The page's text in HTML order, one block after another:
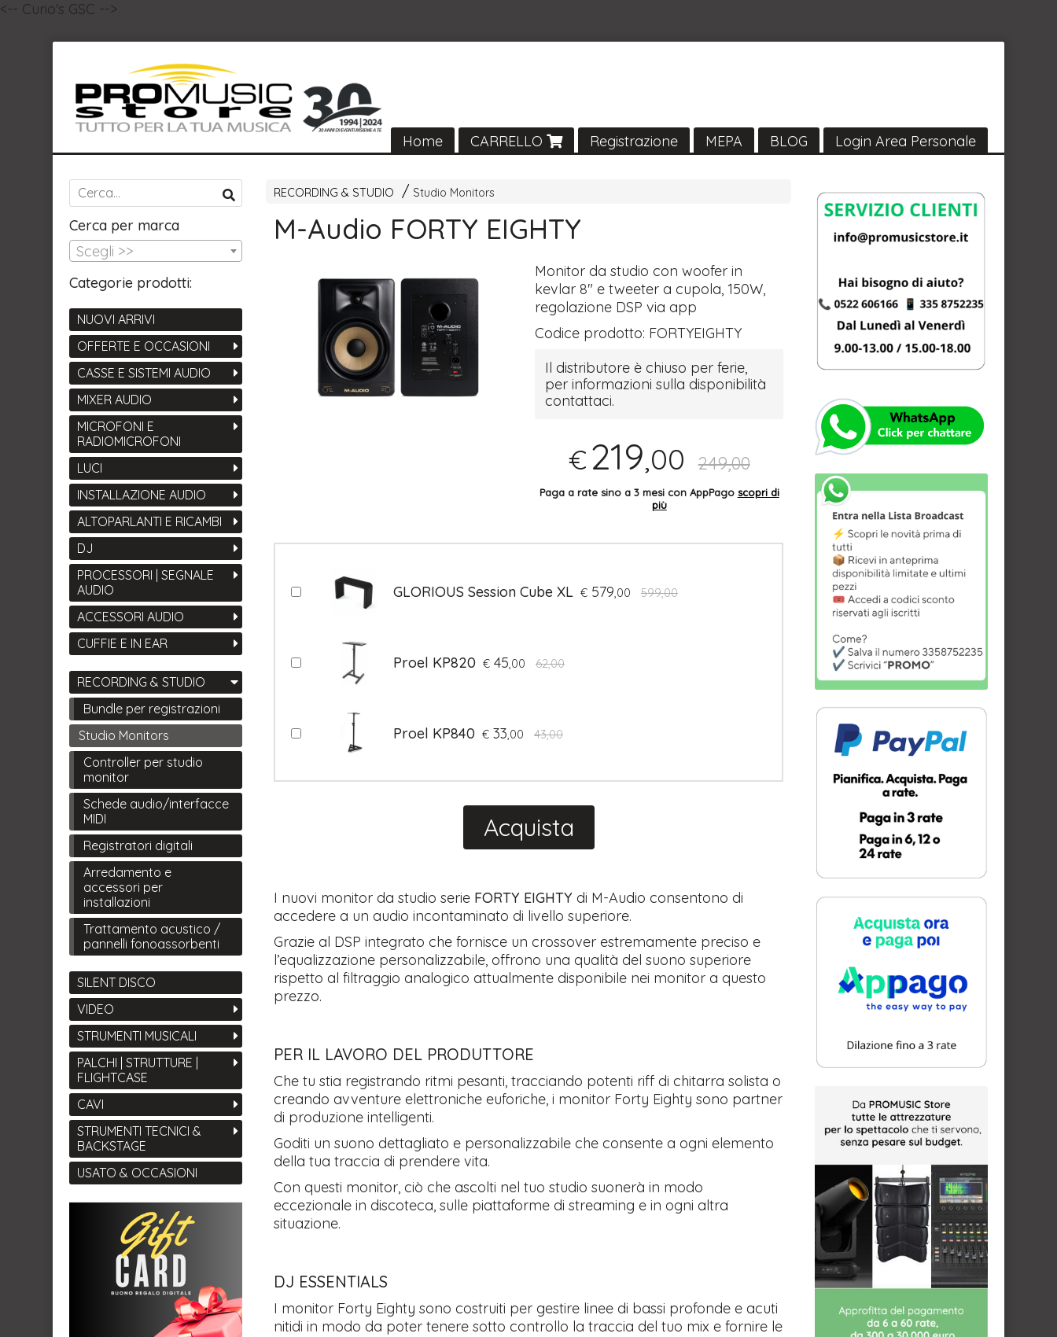
<-- Curio's GSC -->
Home CARRELLO Registrazione MEPA BLOG Login Area Personale
RECORDING & STUDIO Studio Monitors
M-Audio FORTY EIGHTY
Monitor da studio con woofer in
kevlar 8" e tweeter a cupola, 150W,
regolazione DSP via app
Codice prodotto: FORTYEIGHTY
Il distributore è chiuso per ferie,
per informazioni sulla disponibilità
contattaci.
€219,00 249,00
Paga a rate sino a 3 mesi con AppPago scopri di
più
GLORIOUS Session Cube XL € 579,00 599,00
Proel KP820 € 45,00 62,00
Proel KP840 € 33,00 43,00
Acquista
I nuovi monitor da studio serie FORTY EIGHTY di M-Audio consentono di
accedere a un audio incontaminato di livello superiore.
Grazie al DSP integrato che fornisce un crossover estremamente preciso e
l’equalizzazione personalizzabile, offrono una qualità del suono superiore
rispetto al filtraggio analogico attualmente disponibile nei monitor a questo
prezzo.
PER IL LAVORO DEL PRODUTTORE
Che tu stia registrando ritmi pesanti, tracciando potenti riff di chitarra solista o
creando avventure elettroniche euforiche, i monitor Forty Eighty sono partner
di produzione intelligenti.
Goditi un suono dettagliato e personalizzabile che consente a ogni elemento
della tua traccia di prendere vita.
Con questi monitor, ciò che ascolti nel tuo studio suonerà in modo
eccezionale in discoteca, sulle piattaforme di streaming e in ogni altra
situazione.
DJ ESSENTIALS
I monitor Forty Eighty sono costruiti per gestire linee di bassi profonde e acuti
nitidi in modo da poter tenere sotto controllo la traccia del tuo mix e fornire le
Cerca per marca
Scegli >>
Categorie prodotti:
NUOVI ARRIVI
OFFERTE E OCCASIONI
CASSE E SISTEMI AUDIO
MIXER AUDIO
MICROFONI E
RADIOMICROFONI
LUCI
INSTALLAZIONE AUDIO
ALTOPARLANTI E RICAMBI
DJ
PROCESSORI | SEGNALE
AUDIO
ACCESSORI AUDIO
CUFFIE E IN EAR
RECORDING & STUDIO
Bundle per registrazioni
Studio Monitors
Controller per studio
monitor
Schede audio/interfacce
MIDI
Registratori digitali
Arredamento e
accessori per
installazioni
Trattamento acustico /
pannelli fonoassorbenti
SILENT DISCO
VIDEO
STRUMENTI MUSICALI
PALCHI | STRUTTURE |
FLIGHTCASE
CAVI
STRUMENTI TECNICI &
BACKSTAGE
USATO & OCCASIONI